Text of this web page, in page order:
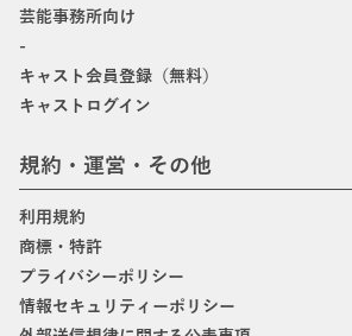
芸能事務所向け
-
キャスト会員登録（無料）
キャストログイン
規約・運営・その他
利用規約
商標・特許
プライバシーポリシー
情報セキュリティーポリシー